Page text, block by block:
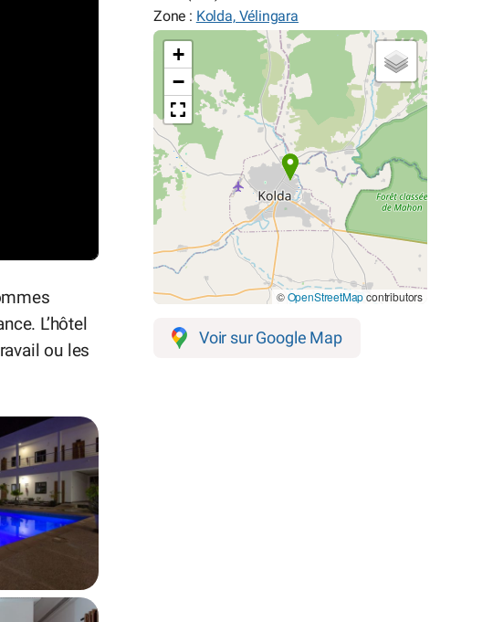
L’hôtel
ou les
Zone : Kolda, Vélingara
+
−
©OpenStreetMapcontributors
Voir sur Google Map